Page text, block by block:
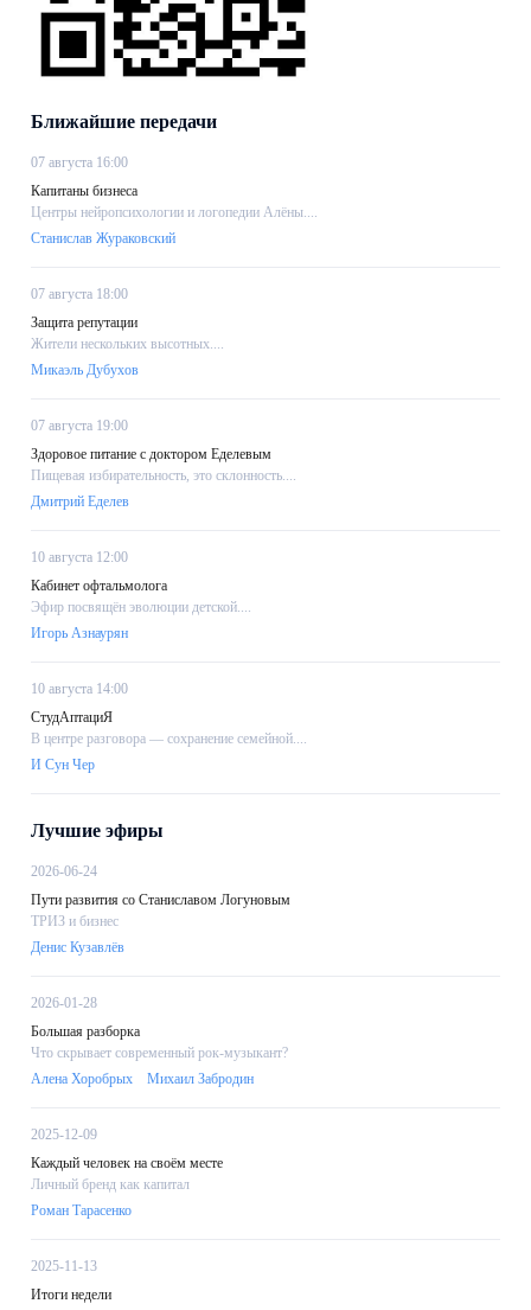
Ближайшие передачи
07 августа 16:00
Капитаны бизнеса
Центры нейропсихологии и логопедии Алёны....
Станислав Жураковский
07 августа 18:00
Защита репутации
Жители нескольких высотных....
Микаэль Дубухов
07 августа 19:00
Здоровое питание с доктором Еделевым
Пищевая избирательность, это склонность....
Дмитрий Еделев
10 августа 12:00
Кабинет офтальмолога
Эфир посвящён эволюции детской....
Игорь Азнаурян
10 августа 14:00
СтудАптациЯ
В центре разговора — сохранение семейной....
И Сун Чер
Лучшие эфиры
2026-06-24
Пути развития со Станиславом Логуновым
ТРИЗ и бизнес
Денис Кузавлёв
2026-01-28
Большая разборка
Что скрывает современный рок-музыкант?
Алена Хоробрых
Михаил Забродин
2025-12-09
Каждый человек на своём месте
Личный бренд как капитал
Роман Тарасенко
2025-11-13
Итоги недели